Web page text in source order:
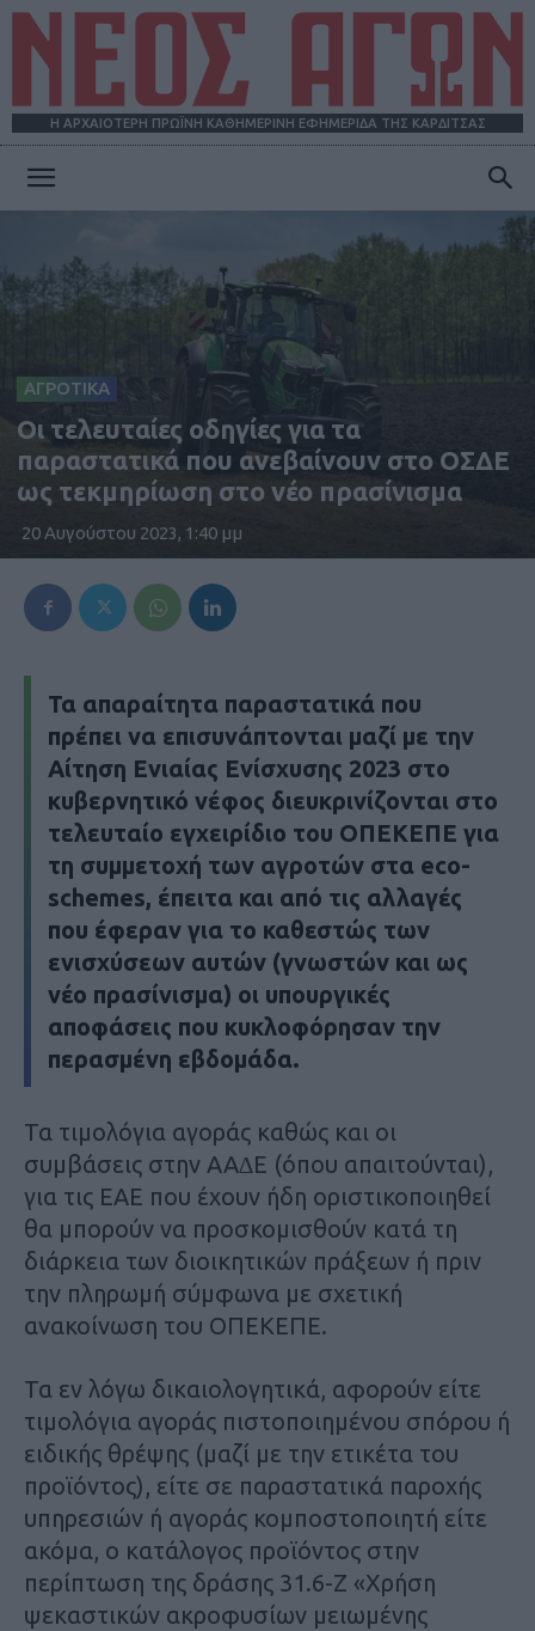
Η ΑΡΧΑΙΟΤΕΡΗ ΠΡΩΪΝΗ ΚΑΘΗΜΕΡΙΝΗ ΕΦΗΜΕΡΙΔΑ ΤΗΣ ΚΑΡΔΙΤΣΑΣ
ΑΓΩΝ
ΑΓΡΟΤΙΚΑ
Οι τελευταίες οδηγίες για τα
παραστατικά που ανεβαίνουν στο ΟΣΔΕ
ως τεκμηρίωση στο νέο πρασίνισμα
20 Αυγούστου 2023, 1:40 μμ
Τα απαραίτητα παραστατικά που
πρέπει να επισυνάπτονται µαζί µε την
Αίτηση Ενιαίας Ενίσχυσης 2023 στο
κυβερνητικό νέφος διευκρινίζονται στο
τελευταίο εγχειρίδιο του ΟΠΕΚΕΠΕ για
τη συµµετοχή των αγροτών στα eco-
schemes, έπειτα και από τις αλλαγές
που έφεραν για το καθεστώς των
ενισχύσεων αυτών (γνωστών και ως
νέο πρασίνισµα) οι υπουργικές
αποφάσεις που κυκλοφόρησαν την
περασµένη εβδοµάδα.
Τα τιµολόγια αγοράς καθώς και οι
συµβάσεις στην ΑΑ∆Ε (όπου απαιτούνται),
για τις ΕΑΕ που έχουν ήδη οριστικοποιηθεί
θα µπορούν να προσκοµισθούν κατά τη
διάρκεια των διοικητικών πράξεων ή πριν
την πληρωµή σύµφωνα µε σχετική
ανακοίνωση του ΟΠΕΚΕΠΕ.
Τα εν λόγω δικαιολογητικά, αφορούν είτε
τιµολόγια αγοράς πιστοποιηµένου σπόρου ή
ειδικής θρέψης (µαζί µε την ετικέτα του
προϊόντος), είτε σε παραστατικά παροχής
υπηρεσιών ή αγοράς κοµποστοποιητή είτε
ακόµα, ο κατάλογος προϊόντος στην
περίπτωση της δράσης 31.6-Ζ «Χρήση
ψεκαστικών ακροφυσίων µειωµένης